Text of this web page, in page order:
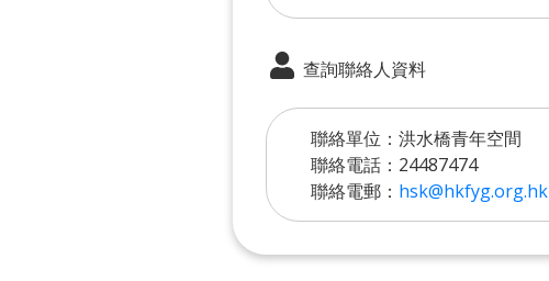
查詢聯絡人資料
聯絡單位：洪水橋青年空間
聯絡電話：24487474
聯絡電郵： hsk@hkfyg.org.hk